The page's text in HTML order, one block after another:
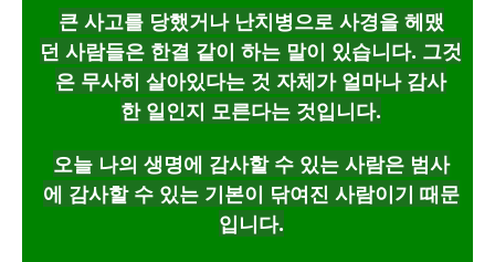
큰 사고를 당했거나 난치병으로 사경을 헤맸
던 사람들은 한결 같이 하는 말이 있습니다. 그것
은 무사히 살아있다는 것 자체가 얼마나 감사
한 일인지 모른다는 것입니다.
오늘 나의 생명에 감사할 수 있는 사람은 범사
에 감사할 수 있는 기본이 닦여진 사람이기 때문
입니다.